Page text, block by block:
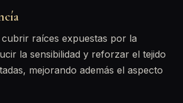
raíces expuestas por la
la sensibilidad y reforzar el tejido
mejorando además el aspecto